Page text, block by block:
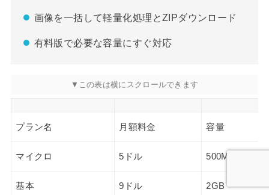
画像を一括して軽量化処理とZIPダウンロード
有料版で必要な容量にすぐ対応
プラン名 月額料金 容量
マイクロ 5ドル 500MB
基本 9ドル 2GB